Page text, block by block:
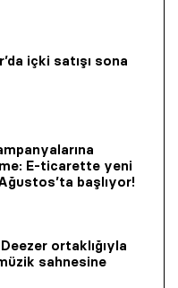
içki satışı sona
E-ticarette yeni
başlıyor!
ortaklığıyla
sahnesine